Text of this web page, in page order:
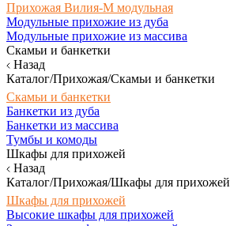
Прихожая Вилия-М модульная
Модульные прихожие из дуба
Модульные прихожие из массива
Скамьи и банкетки
Назад
Каталог/Прихожая/Скамьи и банкетки
Скамьи и банкетки
Банкетки из дуба
Банкетки из массива
Тумбы и комоды
Шкафы для прихожей
Назад
Каталог/Прихожая/Шкафы для прихожей
Шкафы для прихожей
Высокие шкафы для прихожей